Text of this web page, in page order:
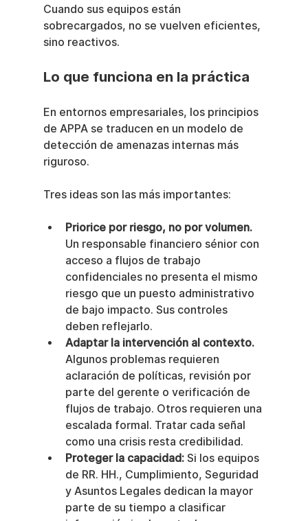
Cuando sus equipos están
sobrecargados, no se vuelven eficientes,
sino reactivos.
Lo que funciona en la práctica
En entornos empresariales, los principios
de APPA se traducen en un modelo de
detección de amenazas internas más
riguroso.
Tres ideas son las más importantes:
Priorice por riesgo, no por volumen.
Un responsable financiero sénior con
acceso a flujos de trabajo
confidenciales no presenta el mismo
riesgo que un puesto administrativo
de bajo impacto. Sus controles
deben reflejarlo.
Adaptar la intervención al contexto.
Algunos problemas requieren
aclaración de políticas, revisión por
parte del gerente o verificación de
flujos de trabajo. Otros requieren una
escalada formal. Tratar cada señal
como una crisis resta credibilidad.
Proteger la capacidad: Si los equipos
de RR. HH., Cumplimiento, Seguridad
y Asuntos Legales dedican la mayor
parte de su tiempo a clasificar